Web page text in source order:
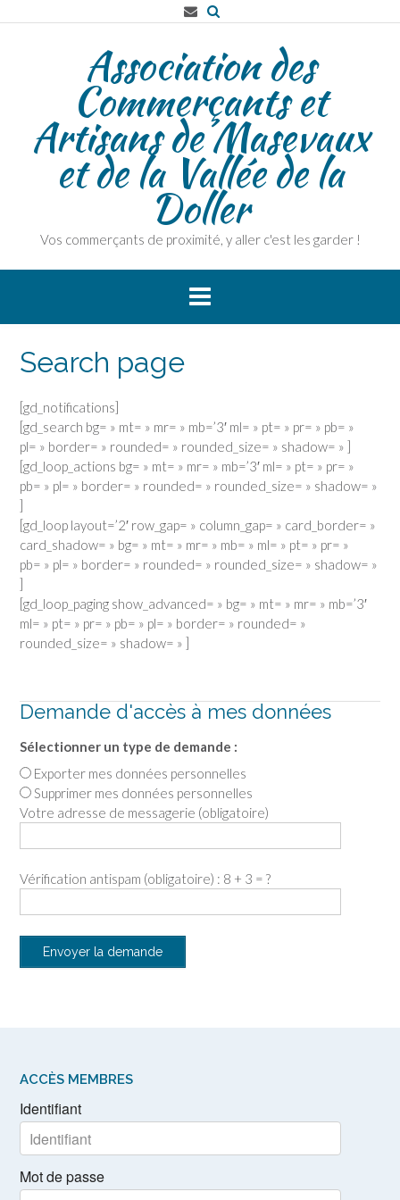
to
Association des
Commerçants et
Artisans de Masevaux
et de la Vallée de la
Doller
Vos commerçants de proximité, y aller c'est les garder !
Search page
[gd_notifications]
[gd_search bg= » mt= » mr= » mb=’3′ ml= » pt= » pr= » pb= »
pl= » border= » rounded= » rounded_size= » shadow= » ]
[gd_loop_actions bg= » mt= » mr= » mb=’3′ ml= » pt= » pr= »
pb= » pl= » border= » rounded= » rounded_size= » shadow= »
]
[gd_loop layout=’2′ row_gap= » column_gap= » card_border= »
card_shadow= » bg= » mt= » mr= » mb= » ml= » pt= » pr= »
pb= » pl= » border= » rounded= » rounded_size= » shadow= »
]
[gd_loop_paging show_advanced= » bg= » mt= » mr= » mb=’3′
ml= » pt= » pr= » pb= » pl= » border= » rounded= »
rounded_size= » shadow= » ]
Demande d'accès à mes données
Sélectionner un type de demande :
Exporter mes données personnelles
Supprimer mes données personnelles
Votre adresse de messagerie (obligatoire)
Vérification antispam (obligatoire) : 8 + 3 = ?
ACCÈS MEMBRES
Identifiant
Mot de passe